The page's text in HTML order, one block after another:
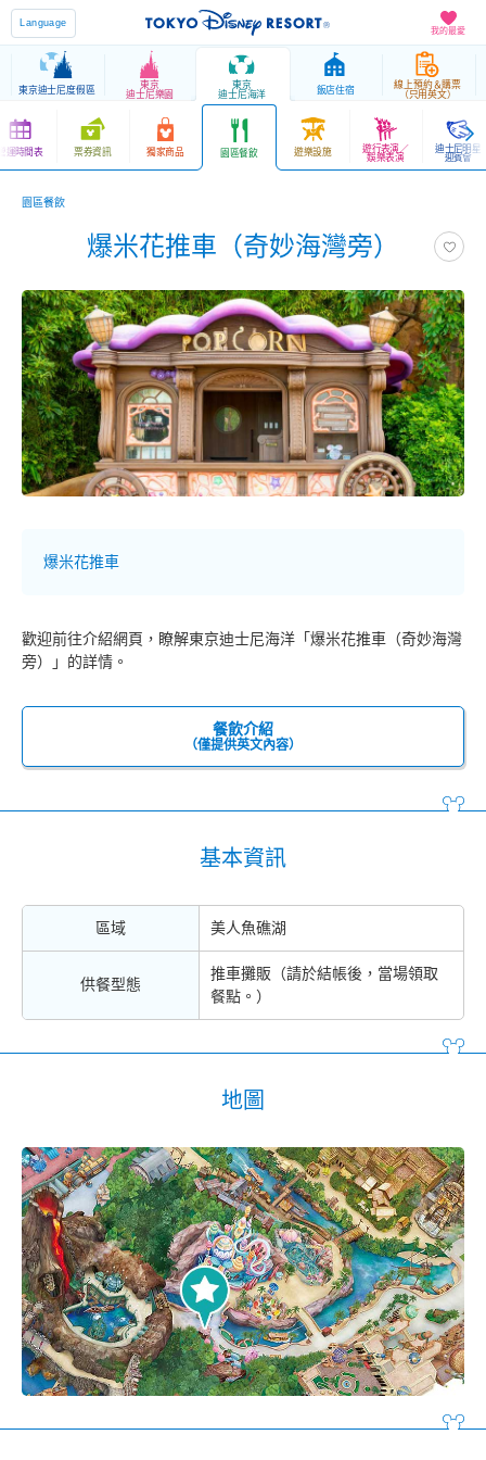
我的最愛
Language
東京迪士尼度假區
東京
迪士尼樂園
東京
迪士尼海洋
飯店住宿
線上預約＆購票
（只用英文）
運時間表 票券資訊 獨家商品 園區餐飲 遊樂設施 遊行表演／
娛樂表演
迪士尼明星
迎賓會
園區餐飲
爆米花推車（奇妙海灣旁）
爆米花推車
歡迎前往介紹網頁，瞭解東京迪士尼海洋「爆米花推車（奇妙海灣
旁）」的詳情。
餐飲介紹
（僅提供英文內容）
基本資訊
區域 美人魚礁湖
供餐型態
推車攤販（請於結帳後，當場領取
餐點。）
地圖